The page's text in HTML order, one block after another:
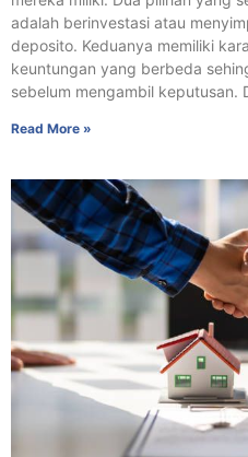
adalah berinvestasi atau
deposito. Keduanya memiliki
keuntungan yang berbeda
sebelum mengambil keputusan.
Read More »